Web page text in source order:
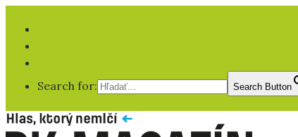
Search for:
Search Button